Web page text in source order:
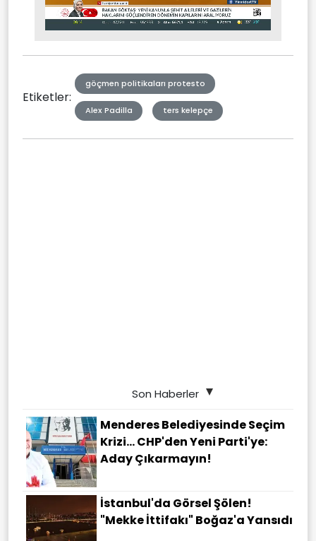
Mute Stream
Etiketler:
göçmen politikaları protesto
Alex Padilla ters kelepçe
Son Haberler
Menderes Belediyesinde Seçim
Krizi... CHP'den Yeni Parti'ye:
Aday Çıkarmayın!
İstanbul'da Görsel Şölen!
"Mekke İttifakı" Boğaz'a Yansıdı